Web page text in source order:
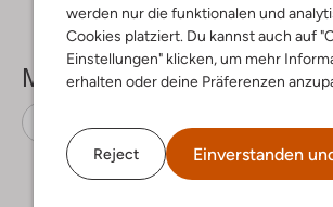
werden nur die funktionalen und
Cookies platziert. Du kannst auch auf
Einstellungen" klicken, um mehr
erhalten oder deine Präferenzen
Reject Einverstanden
Mehr sehen